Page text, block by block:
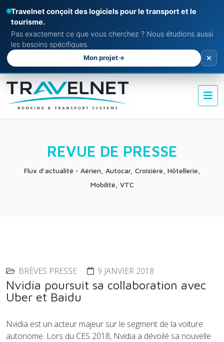
Travelnet conçoit des logiciels pour le transport et le
tourisme.
Pas exactement ce que vous cherchez ? Nous étudions aussi
les besoins spécifiques.
Mon projet
REVUE DE PRESSE
Flux d'actualité - Aérien, Autocar, Croisière, Hôtellerie,
Mobilité, VTC
BRÈVES PRESSE 9 JANVIER 2018
Nvidia poursuit sa collaboration avec
Uber et Baidu
Nvidia est un acteur majeur sur le segment de la voiture
autonome. Lors du CES 2018, Nvidia a dévoilé sa nouvelle